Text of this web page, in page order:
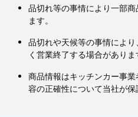
品切れ等の事情により一部
ます。
品切れや天候等の事情によ
く営業終了する場合がありま
商品情報はキッチンカー事
容の正確性について当社が保